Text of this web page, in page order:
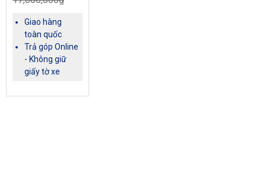
Giao hàng
toàn quốc
Trả góp Online
- Không giữ
giấy tờ xe